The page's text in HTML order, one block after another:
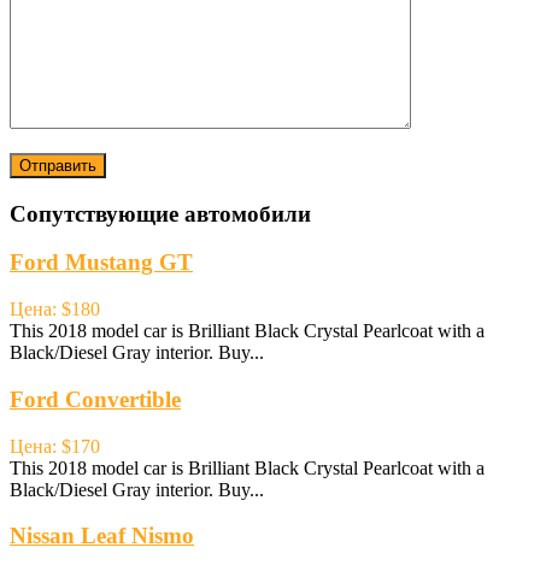
Сопутствующие автомобили
Ford Mustang GT
Цена: $180
This 2018 model car is Brilliant Black Crystal Pearlcoat with a
Black/Diesel Gray interior. Buy...
Ford Convertible
Цена: $170
This 2018 model car is Brilliant Black Crystal Pearlcoat with a
Black/Diesel Gray interior. Buy...
Nissan Leaf Nismo